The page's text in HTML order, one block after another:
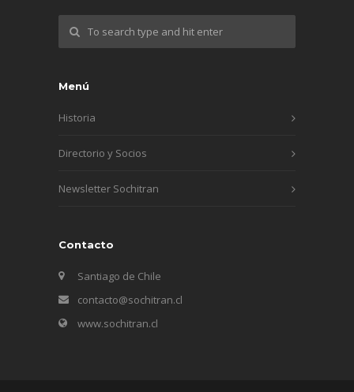
Menú
Historia
Directorio y Socios
Newsletter Sochitran
Contacto
Santiago de Chile
contacto@sochitran.cl
www.sochitran.cl